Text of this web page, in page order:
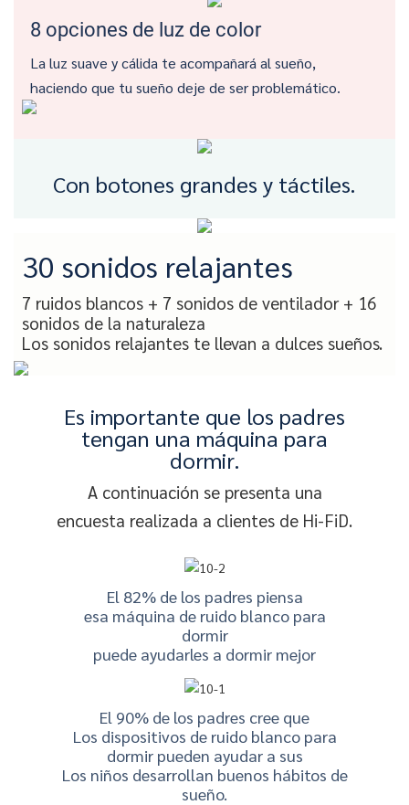
8 opciones de luz de color
La luz suave y cálida te acompañará al sueño,
haciendo que tu sueño deje de ser problemático.
Con botones grandes y táctiles.
30 sonidos relajantes
7 ruidos blancos + 7 sonidos de ventilador + 16
sonidos de la naturaleza
Los sonidos relajantes te llevan a dulces sueños.
Es importante que los padres
tengan una máquina para
dormir.
A continuación se presenta una
encuesta realizada a clientes de Hi-FiD.
El 82% de los padres piensa
esa máquina de ruido blanco para
dormir
puede ayudarles a dormir mejor
El 90% de los padres cree que
Los dispositivos de ruido blanco para
dormir pueden ayudar a sus
Los niños desarrollan buenos hábitos de
sueño.